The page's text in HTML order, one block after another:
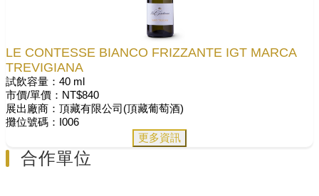
LE CONTESSE BIANCO FRIZZANTE IGT MARCA
TREVIGIANA
試飲容量：40 ml
市價/單價：NT$840
展出廠商：頂藏有限公司(頂藏葡萄酒)
攤位號碼：I006
更多資訊
合作單位